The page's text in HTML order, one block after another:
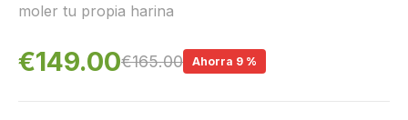
moler tu propia harina
€149.00€165.00 Ahorra 9 %